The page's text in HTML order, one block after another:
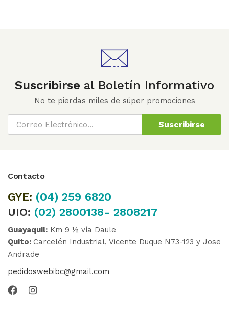
Suscribirse al Boletín Informativo
No te pierdas miles de súper promociones
Suscribirse
Contacto
GYE: (04) 259 6820
UIO: (02) 2800138- 2808217
Guayaquil: Km 9 ½ vía Daule
Quito: Carcelén Industrial, Vicente Duque N73-123 y Jose
Andrade
pedidoswebibc@gmail.com